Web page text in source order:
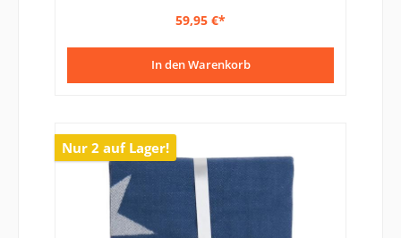
59,95 €*
In den Warenkorb
Nur 2 auf Lager!